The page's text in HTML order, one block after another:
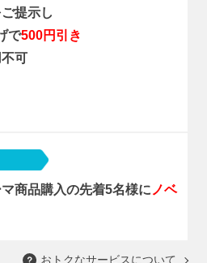
提示し
で500円引き
可
商品購入の先着5名様に ノベ
おトクなサービスについて